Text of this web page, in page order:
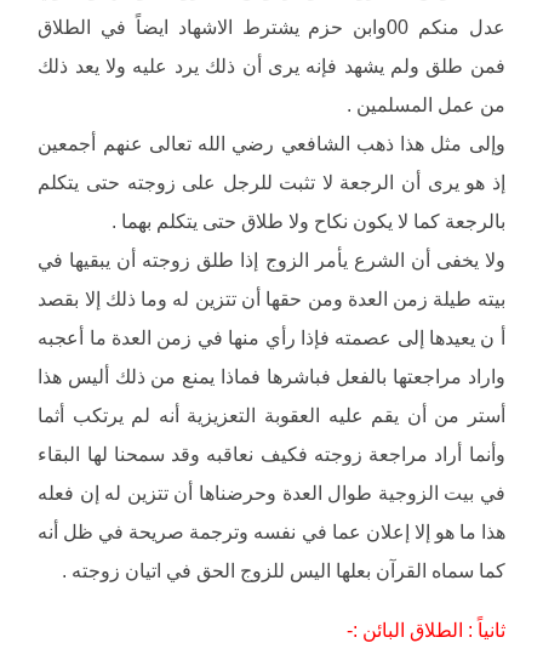
عدل منكم 00وابن حزم يشترط الاشهاد ايضاً في الطلاق
فمن طلق ولم يشهد فإنه يرى أن ذلك يرد عليه ولا يعد ذلك
من عمل المسلمين .
وإلى مثل هذا ذهب الشافعي رضي الله تعالى عنهم أجمعين
إذ هو يرى أن الرجعة لا تثبت للرجل على زوجته حتى يتكلم
بالرجعة كما لا يكون نكاح ولا طلاق حتى يتكلم بهما .
ولا يخفى أن الشرع يأمر الزوج إذا طلق زوجته أن يبقيها في
بيته طيلة زمن العدة ومن حقها أن تتزين له وما ذلك إلا بقصد
أ ن يعيدها إلى عصمته فإذا رأي منها في زمن العدة ما أعجبه
واراد مراجعتها بالفعل فباشرها فماذا يمنع من ذلك أليس هذا
أستر من أن يقم عليه العقوبة التعزيزية أنه لم يرتكب أثما
وأنما أراد مراجعة زوجته فكيف نعاقبه وقد سمحنا لها البقاء
في بيت الزوجية طوال العدة وحرضناها أن تتزين له إن فعله
هذا ما هو إلا إعلان عما في نفسه وترجمة صريحة في ظل أنه
كما سماه القرآن بعلها اليس للزوج الحق في اتيان زوجته .
ثانياً : الطلاق البائن :-